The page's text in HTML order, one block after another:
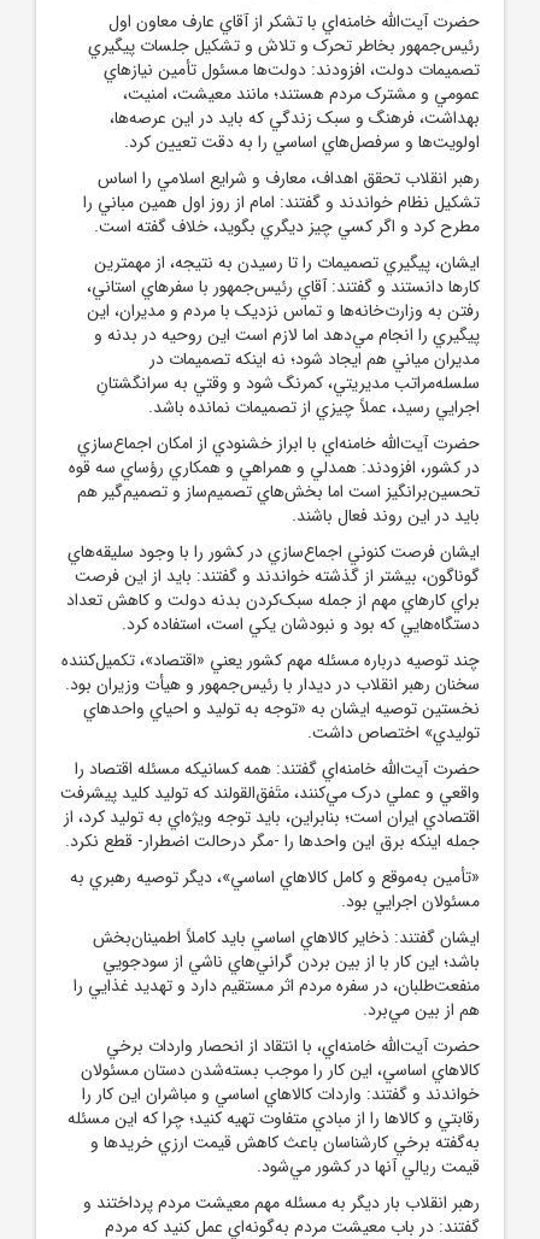
حضرت آيت‌الله خامنه‌اي با تشکر از آقاي عارف معاون اول
رئيس‌جمهور بخاطر تحرک و تلاش و تشکيل جلسات پيگيري
تصميمات دولت، افزودند: دولت‌ها مسئول تأمين نيازهاي
عمومي و مشترک مردم هستند؛ مانند معيشت، امنيت،
بهداشت، فرهنگ و سبک زندگي که بايد در اين عرصه‌ها،
اولويت‌ها و سرفصل‌هاي اساسي را به دقت تعيين کرد.
رهبر انقلاب تحقق اهداف، معارف و شرايع اسلامي را اساس
تشکيل نظام خواندند و گفتند: امام از روز اول همين مباني را
مطرح کرد و اگر کسي چيز ديگري بگويد، خلاف گفته است.
ايشان، پيگيري تصميمات را تا رسيدن به نتيجه، از مهمترين
کارها دانستند و گفتند: آقاي رئيس‌جمهور با سفرهاي استاني،
رفتن به وزارت‌خانه‌ها و تماس نزديک با مردم و مديران، اين
پيگيري را انجام مي‌دهد اما لازم است اين روحيه در بدنه و
مديران مياني هم ايجاد شود؛ نه اينکه تصميمات در
سلسله‌مراتب مديريتي، کمرنگ شود و وقتي به سرانگشتانِ
اجرايي رسيد، عملاً چيزي از تصميمات نمانده باشد.
حضرت آيت‌الله خامنه‌اي با ابراز خشنودي از امکان اجماع‌سازي
در کشور، افزودند: همدلي و همراهي و همکاري رؤساي سه قوه
تحسين‌برانگيز است اما بخش‌هاي تصميم‌ساز و تصميم‌گير هم
بايد در اين روند فعال باشند.
ايشان فرصت کنوني اجماع‌سازي در کشور را با وجود سليقه‌هاي
گوناگون، بيشتر از گذشته خواندند و گفتند: بايد از اين فرصت
براي کارهاي مهم از جمله سبک‌کردن بدنه دولت و کاهش تعداد
دستگاه‌هايي که بود و نبودشان يکي است، استفاده کرد.
چند توصيه درباره مسئله مهم کشور يعني «اقتصاد»، تکميل‌کننده
سخنان رهبر انقلاب در ديدار با رئيس‌جمهور و هيأت وزيران بود.
نخستين توصيه ايشان به «توجه به توليد و احياي واحدهاي
توليدي» اختصاص داشت.
حضرت آيت‌الله خامنه‌اي گفتند: همه کسانيکه مسئله اقتصاد را
واقعي و عملي درک مي‌کنند، متَفق‌القولند که توليد کليد پيشرفت
اقتصادي ايران است؛ بنابراين، بايد توجه ويژه‌اي به توليد کرد، از
جمله اينکه برق اين واحدها را -مگر درحالت اضطرار- قطع نکرد.
«تأمين به‌موقع و کامل کالاهاي اساسي»، ديگر توصيه رهبري به
مسئولان اجرايي بود.
ايشان گفتند: ذخاير کالاهاي اساسي بايد کاملاً اطمينان‌بخش
باشد؛ اين کار با از بين بردن گراني‌هاي ناشي از سودجويي
منفعت‌طلبان، در سفره مردم اثر مستقيم دارد و تهديد غذايي را
هم از بين مي‌برد.
حضرت آيت‌الله خامنه‌اي، با انتقاد از انحصار واردات برخي
کالاهاي اساسي، اين کار را موجب بسته‌شدن دستان مسئولان
خواندند و گفتند: واردات کالاهاي اساسي و مباشران اين کار را
رقابتي و کالاها را از مبادي متفاوت تهيه کنيد؛ چرا که اين مسئله
به‌گفته برخي کارشناسان باعث کاهش قيمت ارزي خريدها و
قيمت ريالي آنها در کشور مي‌شود.
رهبر انقلاب بار ديگر به مسئله مهم معيشت مردم پرداختند و
گفتند: در باب معيشت مردم به‌گونه‌اي عمل کنيد که مردم